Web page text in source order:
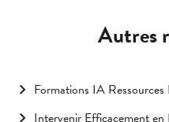
Autres
Formations IA Ressources
Intervenir Efficacement